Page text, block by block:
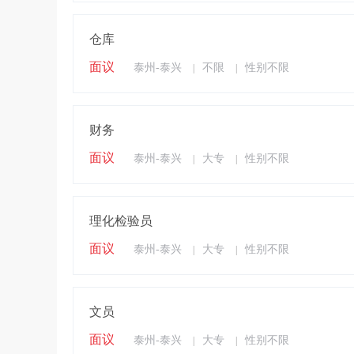
仓库
面议 泰州-泰兴 不限 性别不限
财务
面议 泰州-泰兴 大专 性别不限
理化检验员
面议 泰州-泰兴 大专 性别不限
文员
面议 泰州-泰兴 大专 性别不限